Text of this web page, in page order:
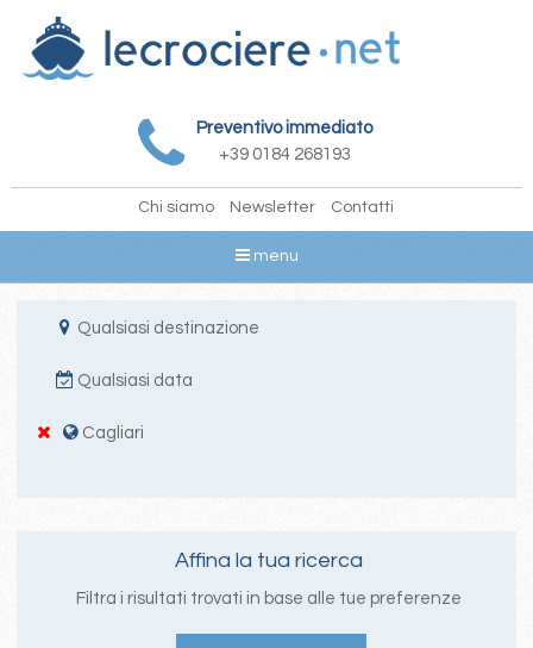
Preventivo immediato
+39 0184 268193
Chi siamo Newsletter Contatti
menu
Qualsiasi destinazione
Qualsiasi data
Cagliari
Affina la tua ricerca
Filtra i risultati trovati in base alle tue preferenze